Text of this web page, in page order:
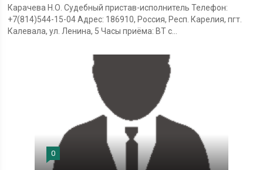
Карачева Н.О. Судебный пристав-исполнитель Телефон:
+7(814)544-15-04 Адрес: 186910, Россия, Респ. Карелия, пгт.
Калевала, ул. Ленина, 5 Часы приёма: ВТ с...
0